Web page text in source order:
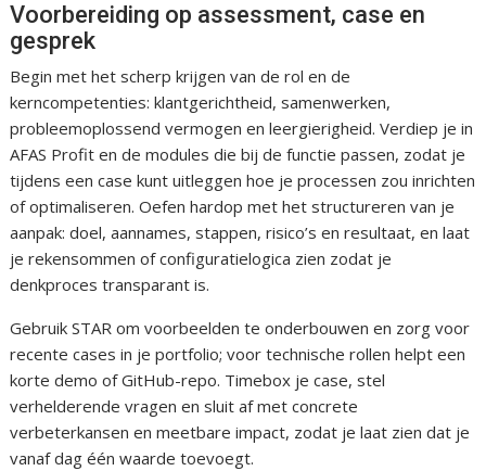
Voorbereiding op assessment, case en
gesprek
Begin met het scherp krijgen van de rol en de
kerncompetenties: klantgerichtheid, samenwerken,
probleemoplossend vermogen en leergierigheid. Verdiep je in
AFAS Profit en de modules die bij de functie passen, zodat je
tijdens een case kunt uitleggen hoe je processen zou inrichten
of optimaliseren. Oefen hardop met het structureren van je
aanpak: doel, aannames, stappen, risico’s en resultaat, en laat
je rekensommen of configuratielogica zien zodat je
denkproces transparant is.
Gebruik STAR om voorbeelden te onderbouwen en zorg voor
recente cases in je portfolio; voor technische rollen helpt een
korte demo of GitHub-repo. Timebox je case, stel
verhelderende vragen en sluit af met concrete
verbeterkansen en meetbare impact, zodat je laat zien dat je
vanaf dag één waarde toevoegt.